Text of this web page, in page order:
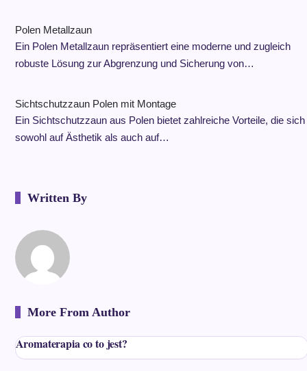
Polen Metallzaun
Ein Polen Metallzaun repräsentiert eine moderne und zugleich
robuste Lösung zur Abgrenzung und Sicherung von…
Sichtschutzzaun Polen mit Montage
Ein Sichtschutzzaun aus Polen bietet zahlreiche Vorteile, die sich
sowohl auf Ästhetik als auch auf…
Written By
More From Author
Aromaterapia co to jest?